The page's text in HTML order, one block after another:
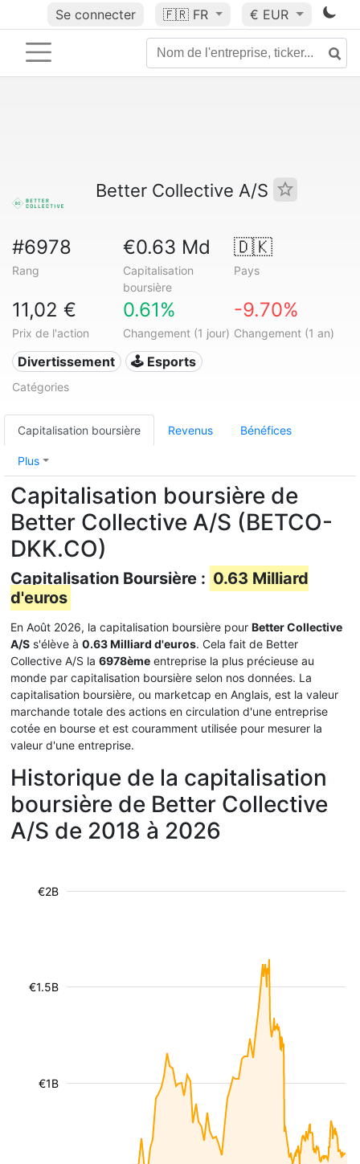
Se connecter 🇫🇷 FR € EUR
Better Collective A/S
#6978
Rang
€0.63 Md
Capitalisation
boursière
🇩🇰
Pays
11,02 €
Prix de l'action
0.61%
Changement (1 jour)
-9.70%
Changement (1 an)
Divertissement 🕹️ Esports
Catégories
Capitalisation boursière Revenus Bénéfices
Plus
Capitalisation boursière de
Better Collective A/S (BETCO-
DKK.CO)
Capitalisation Boursière : 0.63 Milliard
d'euros
En Août 2026, la capitalisation boursière pour Better Collective
A/S s'élève à 0.63 Milliard d'euros. Cela fait de Better
Collective A/S la 6978ème entreprise la plus précieuse au
monde par capitalisation boursière selon nos données. La
capitalisation boursière, ou marketcap en Anglais, est la valeur
marchande totale des actions en circulation d'une entreprise
cotée en bourse et est couramment utilisée pour mesurer la
valeur d'une entreprise.
Historique de la capitalisation
boursière de Better Collective
A/S de 2018 à 2026
€1B
€1.5B
€2B